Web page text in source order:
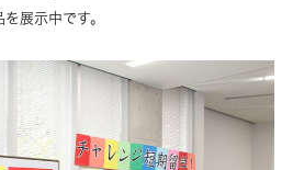
展示中です。